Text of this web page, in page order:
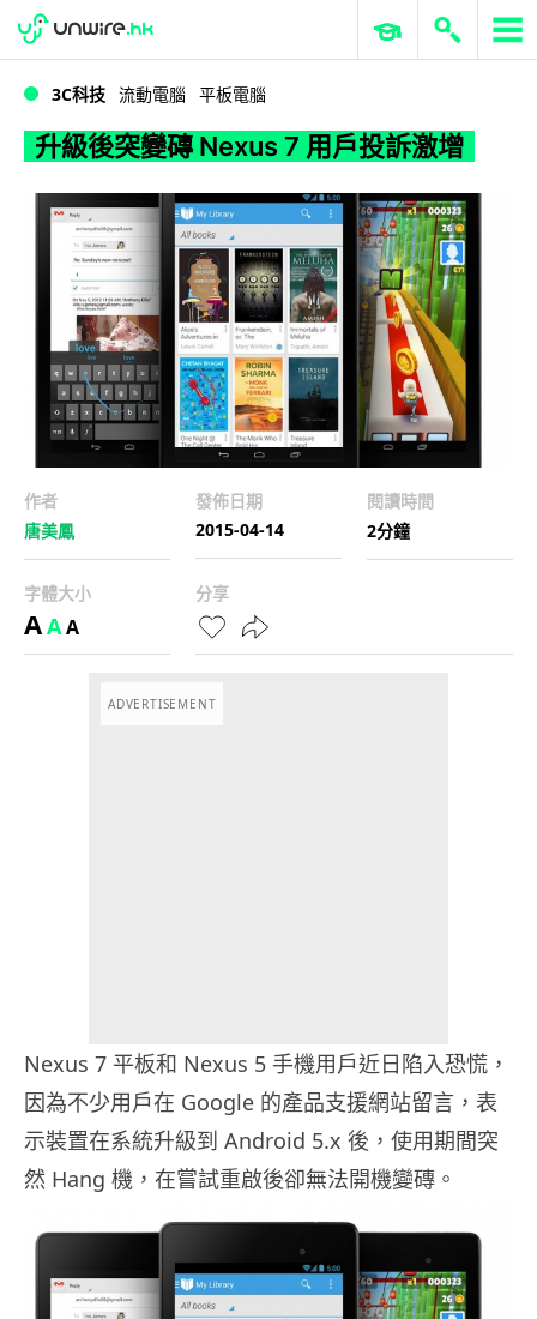
升級後突變磚 Nexus 7 用戶投訴激增
WWDC 2026 ERP 與商業 AI
3C科技 流動電腦 平板電腦
升級後突變磚 Nexus 7 用戶投訴激增
作者
唐美鳳
發佈日期
2015-04-14
閱讀時間
2分鐘
字體大小
AAA
分享
ADVERTISEMENT
Nexus 7 平板和 Nexus 5 手機用戶近日陷入恐慌，
因為不少用戶在 Google 的產品支援網站留言，表
示裝置在系統升級到 Android 5.x 後，使用期間突
然 Hang 機，在嘗試重啟後卻無法開機變磚。